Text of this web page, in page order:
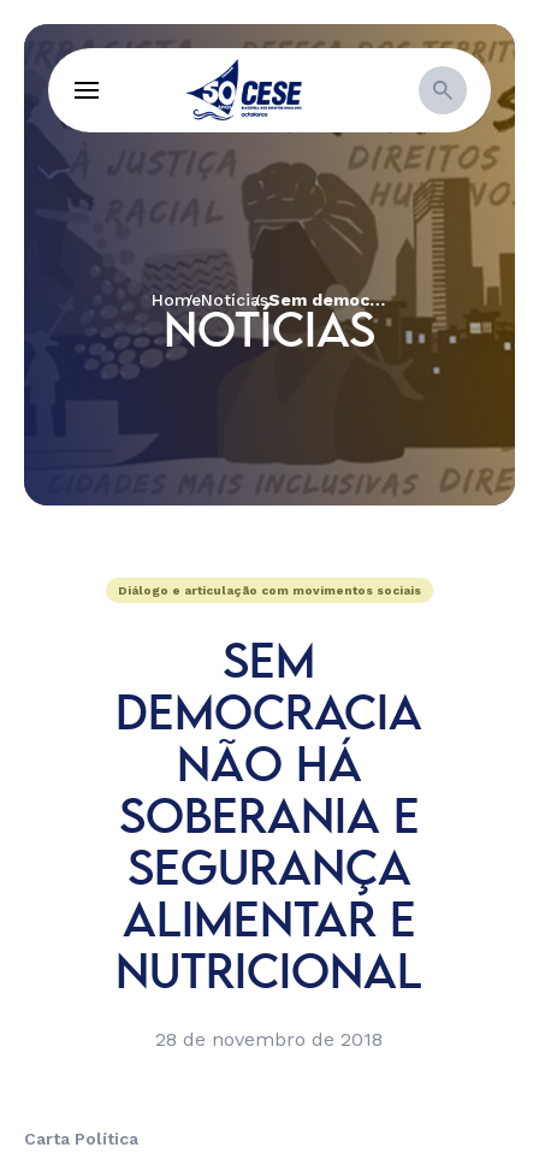
HomeNotícias Sem democracia não há Soberania e Segurança Alimentar e Nutricional
NOTÍCIAS
Diálogo e articulação com movimentos sociais
SEM
DEMOCRACIA
NÃO HÁ
SOBERANIA E
SEGURANÇA
ALIMENTAR E
NUTRICIONAL
28 de novembro de 2018
Carta Política